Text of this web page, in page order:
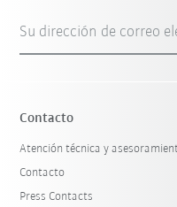
Su dirección de correo
Contacto
Atención técnica y
Contacto
Press Contacts